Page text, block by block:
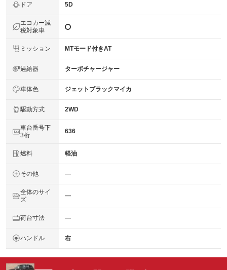
ドア 5D
エコカー減
税対象車
ミッション MTモード付きAT
過給器 ターボチャージャー
車体色 ジェットブラックマイカ
駆動方式 2WD
車台番号下
3桁
636
燃料 軽油
その他 ―
全体のサイ
ズ
―
荷台寸法 ―
ハンドル 右